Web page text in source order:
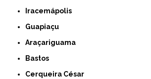
Iracemápolis
Guapiaçu
Araçariguama
Bastos
Cerqueira César